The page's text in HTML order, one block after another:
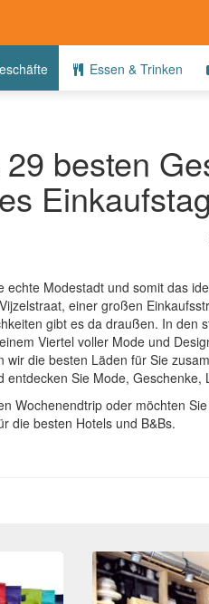
Essen & Trinken
29 besten
echte Modestadt und somit das
einer großen
gibt es da draußen. In den
Viertel voller Mode und
wir die besten Läden für Sie
entdecken Sie Mode, Geschenke,
Wochenendtrip oder möchten
die besten Hotels und B&Bs.